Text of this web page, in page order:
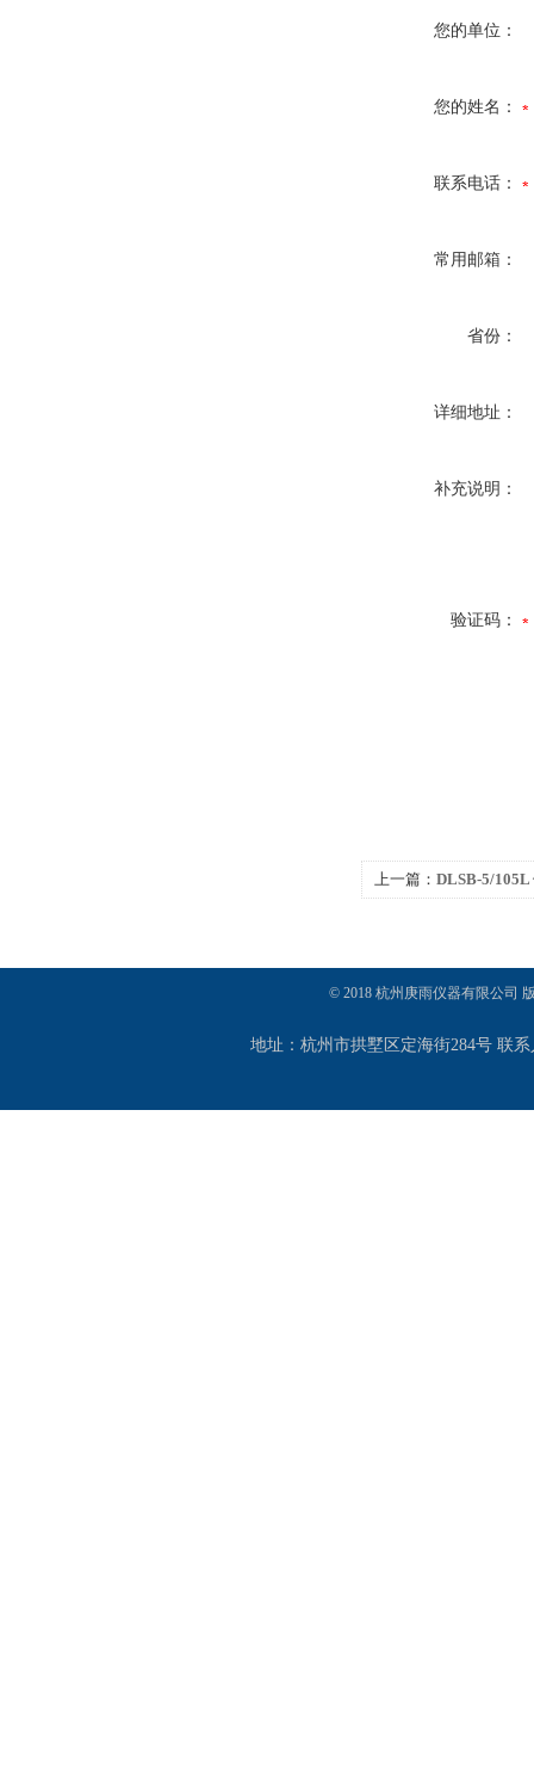
您的单位：
您的姓名：
联系电话：
常用邮箱：
省份：
详细地址：
补充说明：
验证码：
上一篇： DLSB-5/105L
© 2018 杭州庚雨仪器有限公司
地址：杭州市拱墅区定海街284号 联